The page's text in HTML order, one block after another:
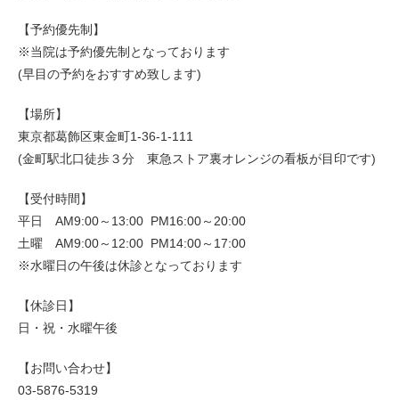
【予約優先制】
※当院は予約優先制となっております
(早目の予約をおすすめ致します)
【場所】
東京都葛飾区東金町1-36-1-111
(金町駅北口徒歩３分 東急ストア裏オレンジの看板が目印です)
【受付時間】
平日 AM9:00～13:00 PM16:00～20:00
土曜 AM9:00～12:00 PM14:00～17:00
※水曜日の午後は休診となっております
【休診日】
日・祝・水曜午後
【お問い合わせ】
03-5876-5319